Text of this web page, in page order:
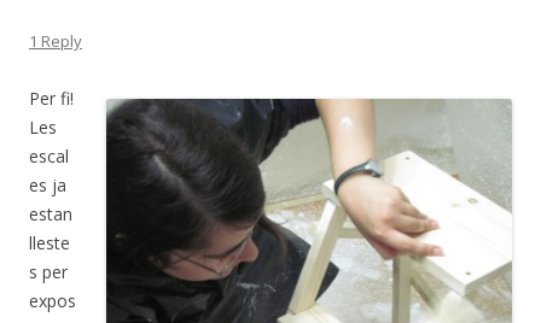
1 Reply
Per fi!
Les
escal
es ja
estan
lleste
s per
expos